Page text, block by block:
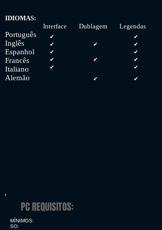
IDIOMAS:
Interface Dublagem Legendas
Português
Inglês
Espanhol
Francês
Italiano
Alemão
✔
✔
✔
✔
✔
✔
✔
✔
✔
✔
✔
✔
✔
✔
PC REQUISITOS:
MÍNIMOS:
SO: